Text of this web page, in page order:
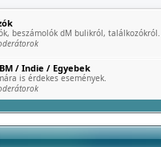
beszámolók dM bulikról, találkozókról.
/ Indie / Egyebek
is érdekes események.